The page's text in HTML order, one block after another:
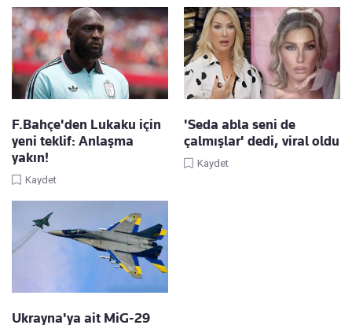
F.Bahçe'den Lukaku için
yeni teklif: Anlaşma
yakın!
Kaydet
'Seda abla seni de
çalmışlar' dedi, viral oldu
Kaydet
Ukrayna'ya ait MiG-29